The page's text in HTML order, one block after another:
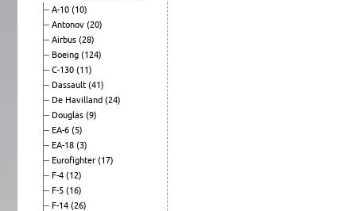
A-10 (10)
Antonov (20)
Airbus (28)
Boeing (124)
C-130 (11)
Dassault (41)
De Havilland (24)
Douglas (9)
EA-6 (5)
EA-18 (3)
Eurofighter (17)
F-4 (12)
F-5 (16)
F-14 (26)